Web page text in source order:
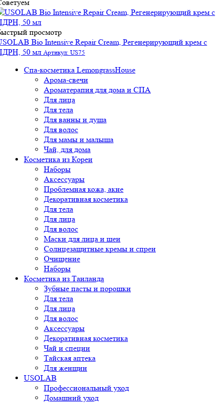
просмотр
Bio Intensive Repair Cream, Регенерирующий крем с
50 мл Артикул: US75
Спа-косметика LemongrassHouse
Арома-свечи
Ароматерапия для дома и СПА
Для лица
Для тела
Для ванны и душа
Для волос
Для мамы и малыша
Чай, для дома
Косметика из Кореи
Наборы
Аксессуары
Проблемная кожа, акне
Декоративная косметика
Для тела
Для лица
Для волос
Маски для лица и шеи
Солнцезащитные кремы и спреи
Очищение
Наборы
Косметика из Таиланда
Зубные пасты и порошки
Для тела
Для лица
Для волос
Аксессуары
Декоративная косметика
Чай и специи
Тайская аптека
Для женщин
USOLAB
Профессиональный уход
Домашний уход